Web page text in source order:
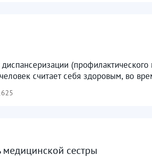
считает себя здоровым, во
сестры